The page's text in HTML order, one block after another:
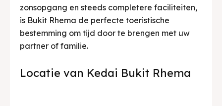
zonsopgang en steeds completere faciliteiten,
is Bukit Rhema de perfecte toeristische
bestemming om tijd door te brengen met uw
partner of familie.
Locatie van Kedai Bukit Rhema